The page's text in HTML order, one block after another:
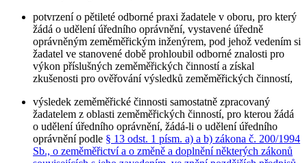
potvrzení o pětileté odborné praxi žadatele v oboru, pro který
žádá o udělení úředního oprávnění, vystavené úředně
oprávněným zeměměřickým inženýrem, pod jehož vedením si
žadatel ve stanovené době prohloubil odborné znalosti pro
výkon příslušných zeměměřických činností a získal
zkušenosti pro ověřování výsledků zeměměřických činností,
výsledek zeměměřické činnosti samostatně zpracovaný
žadatelem z oblasti zeměměřických činností, pro kterou žádá
o udělení úředního oprávnění, žádá-li o udělení úředního
oprávnění podle § 13 odst. 1 písm. a) a b) zákona č. 200/1994
Sb., o zeměměřictví a o změně a doplnění některých zákonů